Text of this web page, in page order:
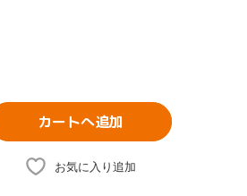
カートへ追加
お気に入り追加